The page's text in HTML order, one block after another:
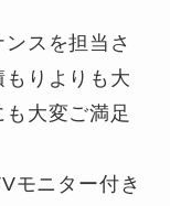
スを担当さ
りよりも大
大変ご満足
モニター付き